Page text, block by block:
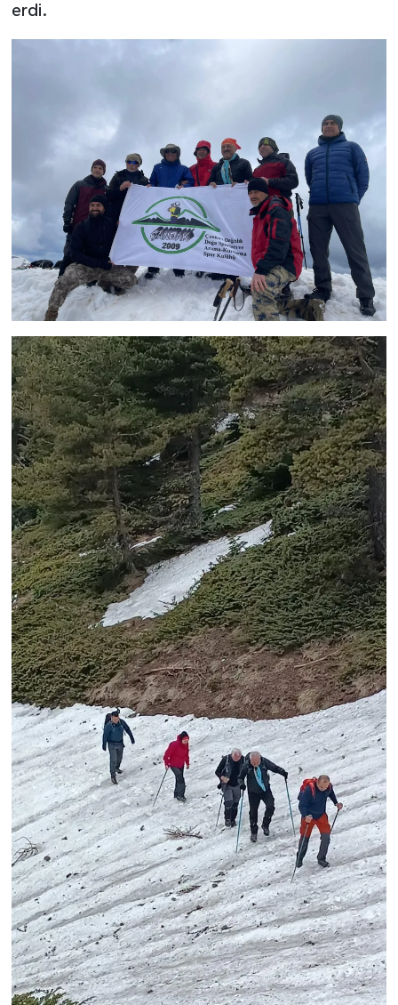
erdi.